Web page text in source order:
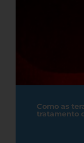
Como as
tratamento